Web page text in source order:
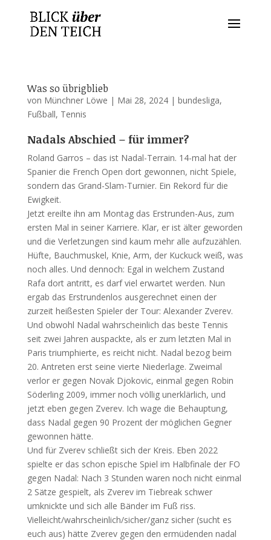
Was so übrigblieb
von Münchner Löwe | Mai 28, 2024| bundesliga,
Fußball, Tennis
Nadals Abschied – für immer?
Roland Garros – das ist Nadal-Terrain. 14-mal hat der
Spanier die French Open dort gewonnen, nicht Spiele,
sondern das Grand-Slam-Turnier. Ein Rekord für die
Ewigkeit.
Jetzt ereilte ihn am Montag das Erstrunden-Aus, zum
ersten Mal in seiner Karriere. Klar, er ist älter geworden
und die Verletzungen sind kaum mehr alle aufzuzählen.
Hüfte, Bauchmuskel, Knie, Arm, der Kuckuck weiß, was
noch alles. Und dennoch: Egal in welchem Zustand
Rafa dort antritt, es darf viel erwartet werden. Nun
ergab das Erstrundenlos ausgerechnet einen der
zurzeit heißesten Spieler der Tour: Alexander Zverev.
Und obwohl Nadal wahrscheinlich das beste Tennis
seit zwei Jahren auspackte, als er zum letzten Mal in
Paris triumphierte, es reicht nicht. Nadal bezog beim
20. Antreten erst seine vierte Niederlage. Zweimal
verlor er gegen Novak Djokovic, einmal gegen Robin
Söderling 2009, immer noch völlig unerklärlich, und
jetzt eben gegen Zverev. Ich wage die Behauptung,
dass Nadal gegen 90 Prozent der möglichen Gegner
gewonnen hätte.
Und für Zverev schließt sich der Kreis. Eben 2022
spielte er das schon epische Spiel im Halbfinale der FO
gegen Nadal: Nach 3 Stunden waren noch nicht einmal
2 Sätze gespielt, als Zverev im Tiebreak schwer
umknickte und sich alle Bänder im Fuß riss.
Vielleicht/wahrscheinlich/sicher/ganz sicher (sucht es
euch aus) hätte Zverev gegen den ermüdenden nadal